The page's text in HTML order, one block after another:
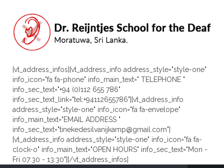
[vt_address_infos][vt_address_info address_style="style-one"
info_icon="fa fa-phone" info_main_text=" TELEPHONE "
info_sec_text="+94 (0)112 655 786"
info_sec_text_link="tel:+94112655786"][vt_address_info
address_style="style-one" info_icon="fa fa-envelope"
info_main_text="EMAIL ADDRESS "
info_sec_text="tinekedesilvanijkamp@gmail.com"]
[vt_address_info address_style="style-one" info_icon="fa fa-
clock-o" info_main_text="OPEN HOURS" info_sec_text="Mon -
Fri 07:30 - 13:30"][/vt_address_infos]